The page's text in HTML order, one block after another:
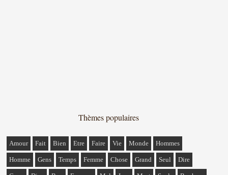
Thèmes populaires
Amour Fait Bien Etre Faire Vie Monde Hommes
Homme Gens Temps Femme Chose Grand Seul Dire